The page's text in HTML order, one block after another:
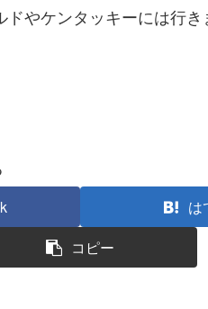
やケンタッキーには行き
は
コピー